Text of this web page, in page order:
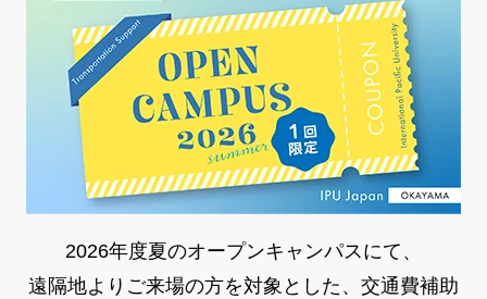
2026年度夏のオープンキャンパスにて、
遠隔地よりご来場の方を対象とした、交通費補助